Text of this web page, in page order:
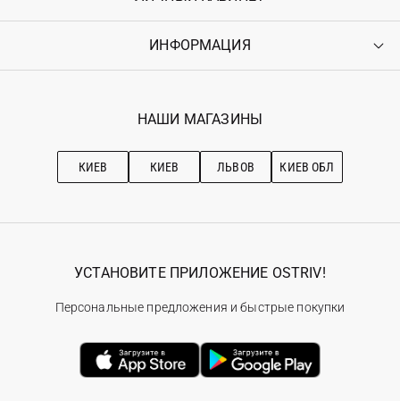
Возврат
Гарантия
Войти
Ostriv Club+
ИНФОРМАЦИЯ
Наши магазини
Рекомендации по уходу
НАШИ МАГАЗИНЫ
КИЕВ КИЕВ ЛЬВОВ КИЕВ ОБЛ
УСТАНОВИТЕ ПРИЛОЖЕНИЕ OSTRIV!
Персональные предложения и быстрые покупки